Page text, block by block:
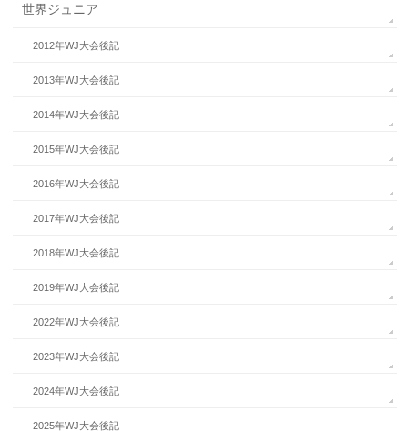
世界ジュニア
2012年WJ大会後記
2013年WJ大会後記
2014年WJ大会後記
2015年WJ大会後記
2016年WJ大会後記
2017年WJ大会後記
2018年WJ大会後記
2019年WJ大会後記
2022年WJ大会後記
2023年WJ大会後記
2024年WJ大会後記
2025年WJ大会後記